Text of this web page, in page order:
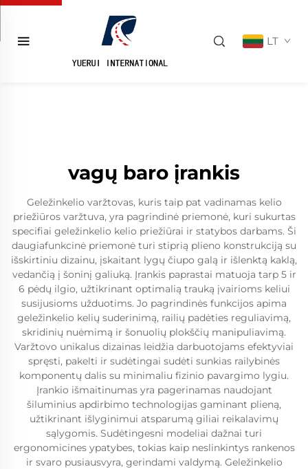
LT
vagų baro įrankis
Geležinkelio varžtovas, kuris taip pat vadinamas kelio
priežiūros varžtuva, yra pagrindinė priemonė, kuri sukurtas
specifiai geležinkelio kelio priežiūrai ir statybos darbams. Ši
daugiafunkcinė priemonė turi stiprią plieno konstrukciją su
išskirtiniu dizainu, įskaitant lygų čiupo galą ir išlenktą kaklą,
vedančią į šoninį galiuką. Įrankis paprastai matuoja tarp 5 ir
6 pėdų ilgio, užtikrinant optimalią trauką įvairioms keliui
susijusioms užduotims. Jo pagrindinės funkcijos apima
geležinkelio kelių suderinimą, railių padėties reguliavimą,
skridinių nuėmimą ir šonuolių plokščių manipuliavimą.
Varžtovo unikalus dizainas leidžia darbuotojams efektyviai
spręsti, pakelti ir sudėtingai sudėti sunkias railybinės
komponentų dalis su minimaliu fizinio pavargimo lygiu.
Įrankio išmaitinumas yra pagerinamas naudojant
šiluminius apdirbimo technologijas gaminant plieną,
užtikrinant išlyginimui atsparumą giliai reikalavimų
sąlygomis. Sudėtingesni modeliai dažnai turi
ergonomicines ypatybes, tokias kaip neslinkintys rankenos
ir svaro pusiausvyra, gerindami valdymą. Geležinkelio